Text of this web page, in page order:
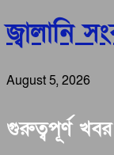
জ্বালানি
August 5, 2026
গুরুত্বপূর্ণ খবর